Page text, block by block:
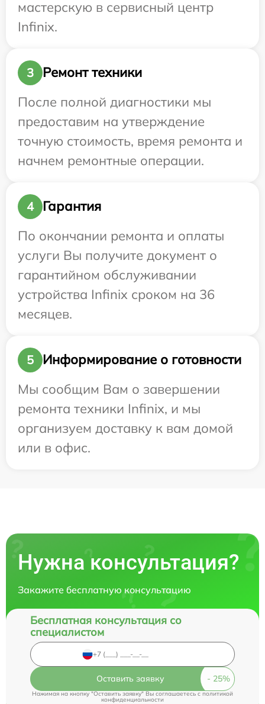
мастерскую в сервисный центр
Infinix.
3
Ремонт техники
После полной диагностики мы
предоставим на утверждение
точную стоимость, время ремонта и
начнем ремонтные операции.
4
Гарантия
По окончании ремонта и оплаты
услуги Вы получите документ о
гарантийном обслуживании
устройства Infinix сроком на 36
месяцев.
5
Информирование о готовности
Мы сообщим Вам о завершении
ремонта техники Infinix, и мы
организуем доставку к вам домой
или в офис.
Нужна консультация?
Закажите бесплатную консультацию
Бесплатная консультация со
специалистом
Оставить заявку
Нажимая на кнопку "Оставить заявку" Вы соглашаетесь cполитикой
конфиденциальности